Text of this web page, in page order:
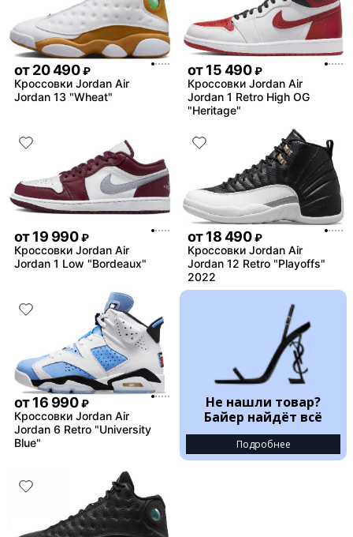
от20 490 ₽
Кроссовки Jordan Air
Jordan 13 "Wheat"
от15 490 ₽
Кроссовки Jordan Air
Jordan 1 Retro High OG
"Heritage"
от19 990 ₽
Кроссовки Jordan Air
Jordan 1 Low "Bordeaux"
от18 490 ₽
Кроссовки Jordan Air
Jordan 12 Retro "Playoffs"
2022
от16 990 ₽
Кроссовки Jordan Air
Jordan 6 Retro "University
Blue"
Не нашли товар?
Байер найдёт всё
Подробнее